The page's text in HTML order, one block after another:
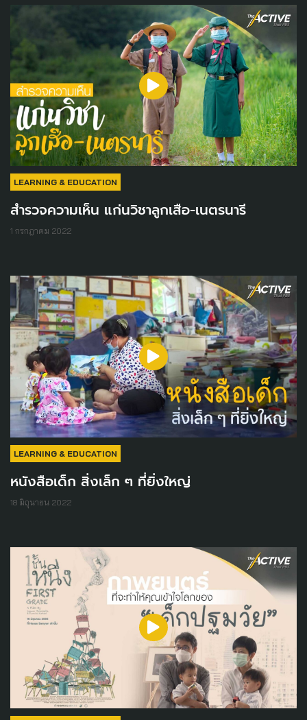
LEARNING & EDUCATION
สำรวจความเห็น แก่นวิชาลูกเสือ-เนตรนารี
1 กรกฎาคม 2022
LEARNING & EDUCATION
หนังสือเด็ก สิ่งเล็ก ๆ ที่ยิ่งใหญ่
18 มิถุนายน 2022